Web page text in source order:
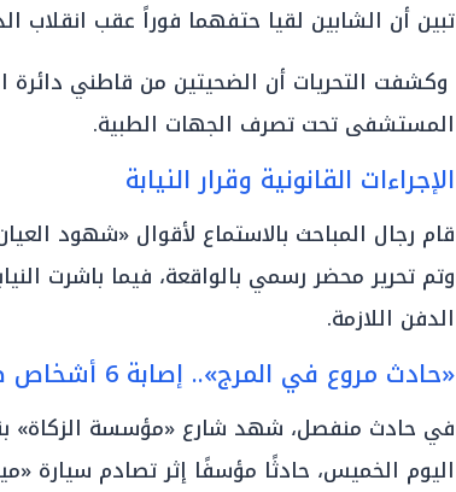
تبين أن الشابين لقيا حتفهما فوراً عقب انقلاب
وكشفت التحريات أن الضحيتين من قاطني دائرة
المستشفى تحت تصرف الجهات الطبية.
الإجراءات القانونية وقرار النيابة
قام رجال المباحث بالاستماع لأقوال «شهود
وتم تحرير محضر رسمي بالواقعة، فيما باشرت
الدفن اللازمة.
«حادث مروع في المرج».. إصابة 6 أشخاص صدمهم ميكروباص
في حادث منفصل، شهد شارع «مؤسسة الزكاة»
اليوم الخميس، حادثًا مؤسفًا إثر تصادم سيارة